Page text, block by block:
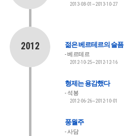
2013-08-01~2013-10-27
2012 젊은 베르테르의 슬픔
베르테르
2012-10-25~2012-12-16
형제는 용감했다
석봉
2012-06-26~2012-10-01
풍월주
사담